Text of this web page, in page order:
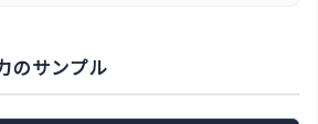
のサンプル